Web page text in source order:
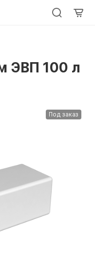
ЭВП 100 л
Под заказ